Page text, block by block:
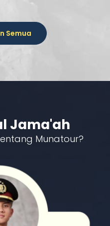
Semua
Jama'ah
Munatour?